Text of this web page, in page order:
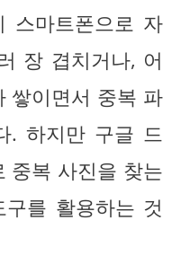
스마트폰으로 자
장 겹치거나, 어
쌓이면서 중복 파
. 하지만 구글 드
중복 사진을 찾는
를 활용하는 것